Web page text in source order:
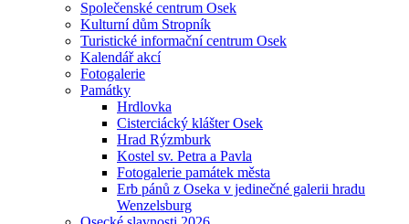
Společenské centrum Osek
Kulturní dům Stropník
Turistické informační centrum Osek
Kalendář akcí
Fotogalerie
Památky
Hrdlovka
Cisterciácký klášter Osek
Hrad Rýzmburk
Kostel sv. Petra a Pavla
Fotogalerie památek města
Erb pánů z Oseka v jedinečné galerii hradu
Wenzelsburg